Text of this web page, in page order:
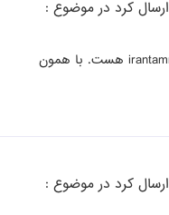
ارسال کرد در موضوع :
مهرشاد جان سلام آدرس سایت من irantamr.com هست. با همون
ارسال کرد در موضوع :